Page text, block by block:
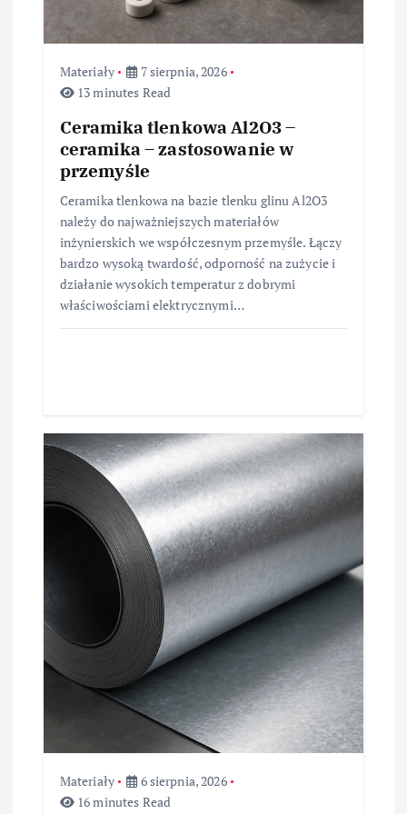
Materiały
7 sierpnia, 2026
13 minutes Read
Ceramika tlenkowa Al2O3 –
ceramika – zastosowanie w
przemyśle
Ceramika tlenkowa na bazie tlenku glinu Al2O3
należy do najważniejszych materiałów
inżynierskich we współczesnym przemyśle. Łączy
bardzo wysoką twardość, odporność na zużycie i
działanie wysokich temperatur z dobrymi
właściwościami elektrycznymi…
Materiały
6 sierpnia, 2026
16 minutes Read